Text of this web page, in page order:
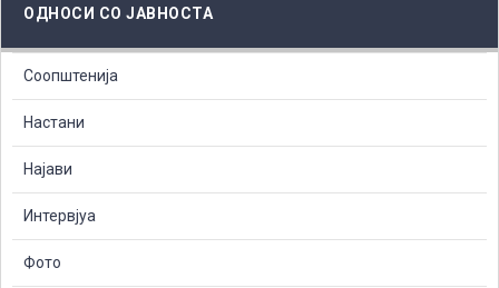
ОДНОСИ СО ЈАВНОСТА
Соопштенија
Настани
Најави
Интервјуа
Фото